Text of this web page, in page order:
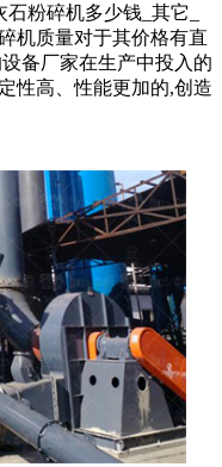
粉碎机多少钱_其它_
机质量对于其价格有直
备厂家在生产中投入的
性高、性能更加的,创造